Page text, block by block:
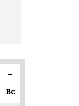
→
Вс